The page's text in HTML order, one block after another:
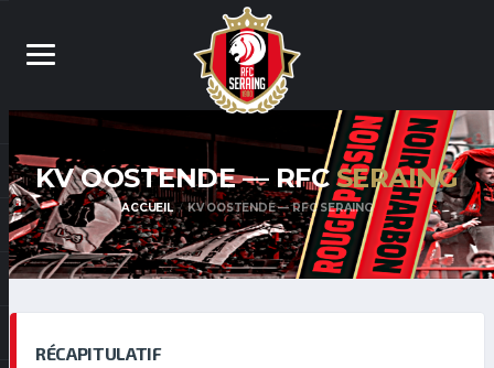
KV OOSTENDE — RFC SERAING
ACCUEIL KV OOSTENDE — RFC SERAING
RÉCAPITULATIF